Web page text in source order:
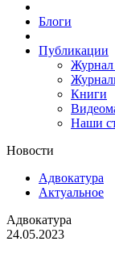
Блоги
Публикации
Журнал
Книги
Наши
Новости
Адвокатура
Актуальное
Адвокатура
24.05.2023